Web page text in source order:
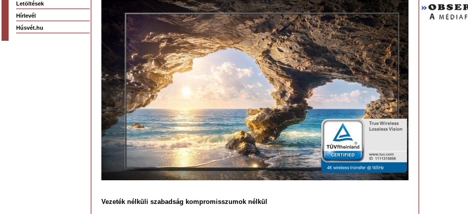
Letöltések
Hírlevél
Húsvét.hu
Vezeték nélküli szabadság kompromisszumok nélkül